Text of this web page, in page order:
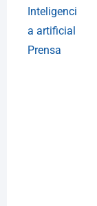
Inteligenci
a artificial
Prensa